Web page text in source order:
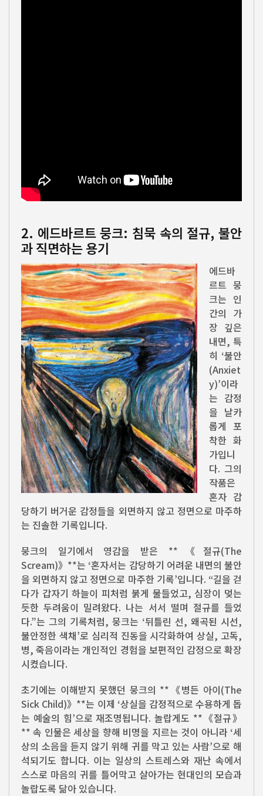
2. 에드바르트 뭉크: 침묵 속의 절규, 불안
과 직면하는 용기
에드바
르트 뭉
크는 인
간의 가
장 깊은
내면, 특
히 ‘불안
(Anxiet
y)’이라
는 감정
을 날카
롭게 포
착한 화
가입니
다. 그의
작품은
혼자 감
당하기 버거운 감정들을 외면하지 않고 정면으로 마주하
는 진솔한 기록입니다.
뭉크의 일기에서 영감을 받은 **《절규(The
Scream)》**는 ‘혼자서는 감당하기 어려운 내면의 불안
을 외면하지 않고 정면으로 마주한 기록’입니다. “길을 걷
다가 갑자기 하늘이 피처럼 붉게 물들었고, 심장이 멎는
듯한 두려움이 밀려왔다. 나는 서서 떨며 절규를 들었
다.”는 그의 기록처럼, 뭉크는 ‘뒤틀린 선, 왜곡된 시선,
불안정한 색채’로 심리적 진동을 시각화하여 상실, 고독,
병, 죽음이라는 개인적인 경험을 보편적인 감정으로 확장
시켰습니다.
초기에는 이해받지 못했던 뭉크의 **《병든 아이(The
Sick Child)》**는 이제 ‘상실을 감정적으로 수용하게 돕
는 예술의 힘’으로 재조명됩니다. 놀랍게도 **《절규》
** 속 인물은 세상을 향해 비명을 지르는 것이 아니라 ‘세
상의 소음을 듣지 않기 위해 귀를 막고 있는 사람’으로 해
석되기도 합니다. 이는 일상의 스트레스와 재난 속에서
스스로 마음의 귀를 틀어막고 살아가는 현대인의 모습과
놀랍도록 닮아 있습니다.